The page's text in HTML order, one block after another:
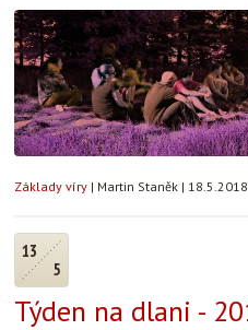
Základy víry | Martin Staněk |
13
5
Týden na dlani -